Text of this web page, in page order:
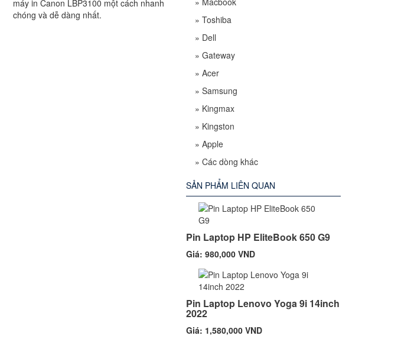
máy in Canon LBP3100 một cách nhanh
chóng và dễ dàng nhất.
» Toshiba
» Dell
» Gateway
» Acer
» Samsung
» Kingmax
» Kingston
» Apple
» Các dòng khác
SẢN PHẨM LIÊN QUAN
Pin Laptop HP EliteBook 650 G9
Giá: 980,000 VND
Pin Laptop Lenovo Yoga 9i 14inch
2022
Giá: 1,580,000 VND